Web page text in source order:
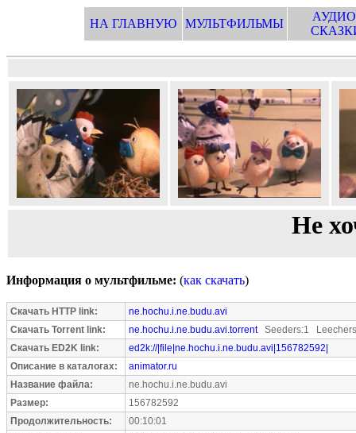
НА ГЛАВНУЮ МУЛЬТФИЛЬМЫ
Не
Информация о мультфильме: (как скачать)
Скачать HTTP link:
ne.hochu.i.ne.budu.avi
Скачать Torrent link:
ne.hochu.i.ne.budu.avi.torrentSeeders:1
Скачать ED2K link:
ed2k://|file|ne.hochu.i.ne.budu.avi|156782592|
Описание в каталогах:
animator.ru
Название файла:
ne.hochu.i.ne.budu.avi
Размер:
156782592
Продолжительность:
00:10:01